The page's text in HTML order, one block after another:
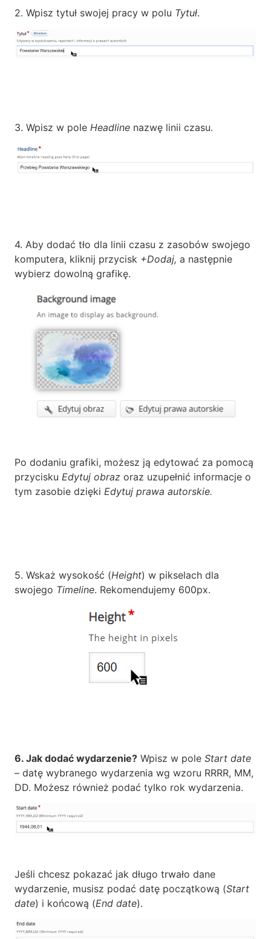
2. Wpisz tytuł swojej pracy w polu Tytuł.
3. Wpisz w pole Headline nazwę linii czasu.
4. Aby dodać tło dla linii czasu z zasobów swojego
komputera, kliknij przycisk +Dodaj, a następnie
wybierz dowolną grafikę.
Po dodaniu grafiki, możesz ją edytować za pomocą
przycisku Edytuj obraz oraz uzupełnić informacje o
tym zasobie dzięki Edytuj prawa autorskie.
5. Wskaż wysokość (Height) w pikselach dla
swojego Timeline. Rekomendujemy 600px.
6. Jak dodać wydarzenie? Wpisz w pole Start date
– datę wybranego wydarzenia wg wzoru RRRR, MM,
DD. Możesz również podać tylko rok wydarzenia.
Jeśli chcesz pokazać jak długo trwało dane
wydarzenie, musisz podać datę początkową (Start
date) i końcową (End date).